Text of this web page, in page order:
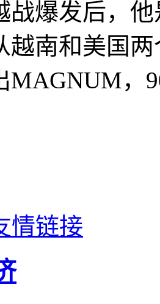
战爆发后，
越南和美国
MAGNUM，
情链接